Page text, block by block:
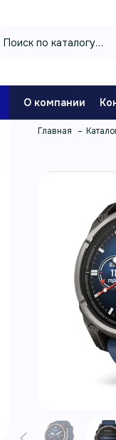
О компании
Главная